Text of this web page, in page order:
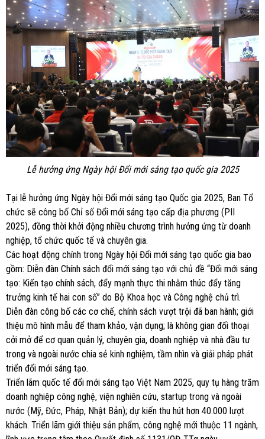
Lễ hưởng ứng Ngày hội Đổi mới sáng tạo quốc gia 2025
Tại lễ hưởng ứng Ngày hội Đổi mới sáng tạo Quốc gia 2025, Ban Tổ
chức sẽ công bố Chỉ số Đổi mới sáng tạo cấp địa phương (PII
2025), đồng thời khởi động nhiều chương trình hưởng ứng từ doanh
nghiệp, tổ chức quốc tế và chuyên gia.
Các hoạt động chính trong Ngày hội Đổi mới sáng tạo quốc gia bao
gồm: Diễn đàn Chính sách đổi mới sáng tạo với chủ đề “Đổi mới sáng
tạo: Kiến tạo chính sách, đẩy mạnh thực thi nhằm thúc đẩy tăng
trưởng kinh tế hai con số” do Bộ Khoa học và Công nghệ chủ trì.
Diễn đàn công bố các cơ chế, chính sách vượt trội đã ban hành; giới
thiệu mô hình mẫu để tham khảo, vận dụng; là không gian đối thoại
cởi mở để cơ quan quản lý, chuyên gia, doanh nghiệp và nhà đầu tư
trong và ngoài nước chia sẻ kinh nghiệm, tầm nhìn và giải pháp phát
triển đổi mới sáng tạo.
Triển lãm quốc tế đổi mới sáng tạo Việt Nam 2025, quy tụ hàng trăm
doanh nghiệp công nghệ, viện nghiên cứu, startup trong và ngoài
nước (Mỹ, Đức, Pháp, Nhật Bản); dự kiến thu hút hơn 40.000 lượt
khách. Triển lãm giới thiệu sản phẩm, công nghệ mới thuộc 11 ngành,